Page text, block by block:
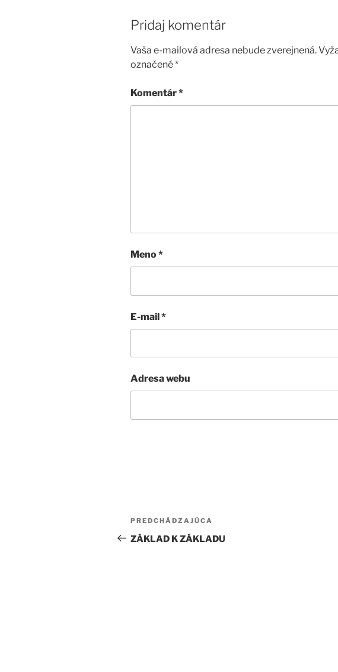
Pridaj komentár
Vaša e-mailová adresa nebude zverejnená.
označené*
Komentár*
Meno*
E-mail*
Adresa webu
Navigácia
v
Predchádzajúci
článok
PREDCHÁDZAJÚCA
ZÁKLAD K ZÁKLADU